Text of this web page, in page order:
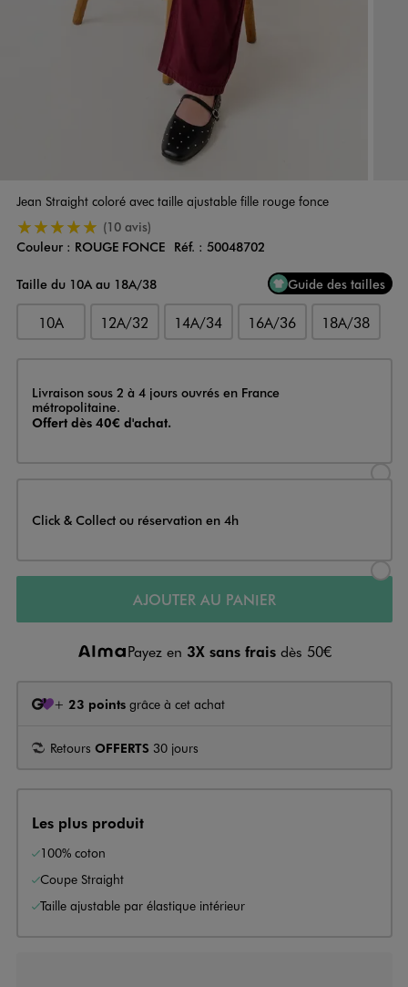
Jean Straight coloré avec taille ajustable fille rouge fonce
5/5 de moyenne(10 avis)
Couleur
Couleur : ROUGE FONCE Réf. : 50048702
Taille du 10A au 18A/38
Guide des tailles
10A 12A/32 14A/34 16A/36 18A/38
Livraison
Livraison sous 2 à 4 jours ouvrés en France
métropolitaine.
Offert dès 40€ d'achat.
Click & Collect ou réservation en 4h
AJOUTER AU PANIER
Payez en 3X sans frais dès 50€
+ 23 points grâce à cet achat
Retours OFFERTS 30 jours
Les plus produit
100% coton
Coupe Straight
Taille ajustable par élastique intérieur